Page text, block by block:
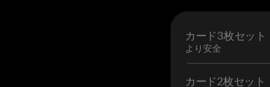
カード3枚セット
より安全
カード2枚セット